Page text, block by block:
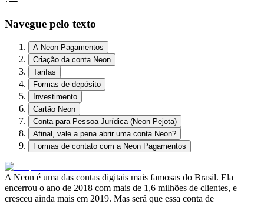
Navegue pelo texto
A Neon Pagamentos
Criação da conta Neon
Tarifas
Formas de depósito
Investimento
Cartão Neon
Conta para Pessoa Jurídica (Neon Pejota)
Afinal, vale a pena abrir uma conta Neon?
Formas de contato com a Neon Pagamentos
A Neon é uma das contas digitais mais famosas do Brasil. Ela
encerrou o ano de 2018 com mais de 1,6 milhões de clientes, e
cresceu ainda mais em 2019. Mas será que essa conta de